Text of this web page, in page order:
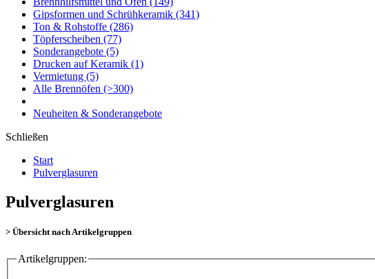
Gipsformen und Schrühkeramik (341)
Ton & Rohstoffe (286)
Töpferscheiben (77)
Sonderangebote (5)
Drucken auf Keramik (1)
Vermietung (5)
Alle Brennöfen (>300)
Neuheiten & Sonderangebote
Schließen
Start
Pulverglasuren
Pulverglasuren
> Übersicht nach Artikelgruppen
Artikelgruppen: